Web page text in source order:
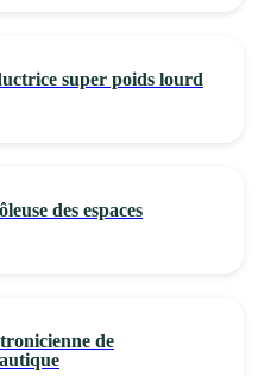
super poids lourd
des espaces
de